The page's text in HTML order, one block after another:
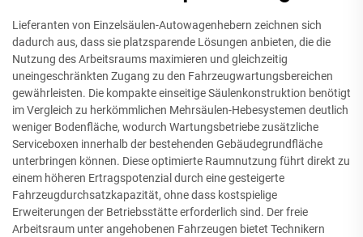
Lieferanten von Einzelsäulen-Autowagenhebern zeichnen sich
dadurch aus, dass sie platzsparende Lösungen anbieten, die die
Nutzung des Arbeitsraums maximieren und gleichzeitig
uneingeschränkten Zugang zu den Fahrzeugwartungsbereichen
gewährleisten. Die kompakte einseitige Säulenkonstruktion benötigt
im Vergleich zu herkömmlichen Mehrsäulen-Hebesystemen deutlich
weniger Bodenfläche, wodurch Wartungsbetriebe zusätzliche
Serviceboxen innerhalb der bestehenden Gebäudegrundfläche
unterbringen können. Diese optimierte Raumnutzung führt direkt zu
einem höheren Ertragspotenzial durch eine gesteigerte
Fahrzeugdurchsatzkapazität, ohne dass kostspielige
Erweiterungen der Betriebsstätte erforderlich sind. Der freie
Arbeitsraum unter angehobenen Fahrzeugen bietet Technikern